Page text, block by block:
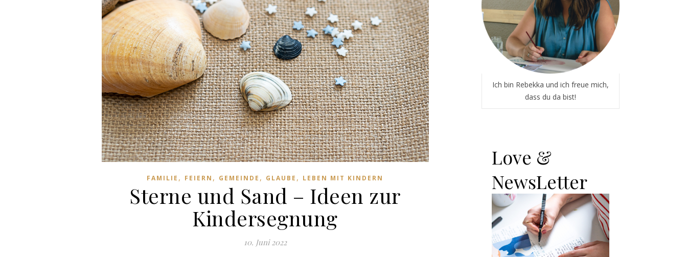
FAMILIE , FEIERN , GEMEINDE , GLAUBE , LEBEN MIT KINDERN
Sterne und Sand – Ideen zur
Kindersegnung
10. Juni 2022
Ich bin Rebekka und ich freue mich,
dass du da bist!
Love &
NewsLetter